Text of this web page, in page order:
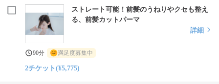
ストレート可能！前髪のうねりやクセも整え
る、前髪カットパーマ
詳細
90分 満足度募集中
2チケット(¥5,775)